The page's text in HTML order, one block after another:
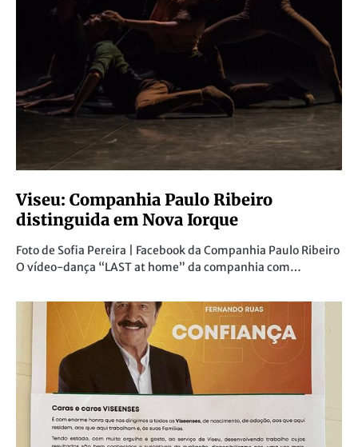
Viseu: Companhia Paulo Ribeiro
distinguida em Nova Iorque
Foto de Sofia Pereira | Facebook da Companhia Paulo Ribeiro
O vídeo-dança “LAST at home” da companhia com…